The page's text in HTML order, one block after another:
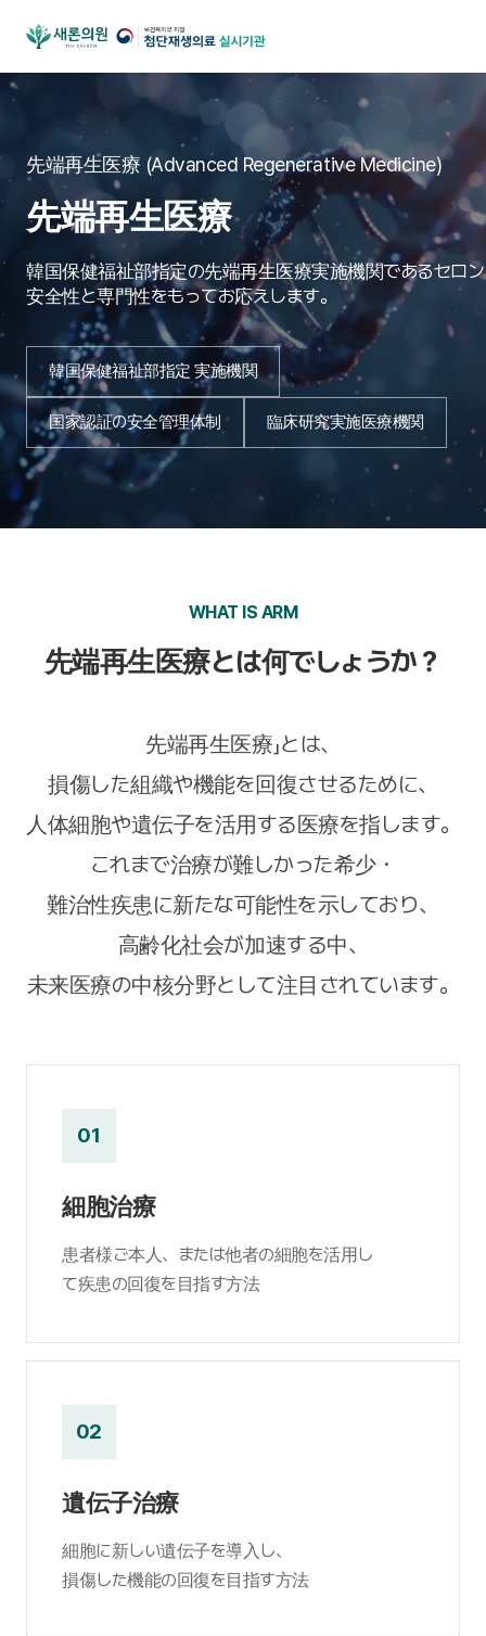
先端再生医療 (Advanced Regenerative Medicine)
先端再生医療
韓国保健福祉部指定の先端再生医療実施機関であるセロ
安全性と専門性をもってお応えします。
韓国保健福祉部指定 実施機関
国家認証の安全管理体制 臨床研究実施医療機関
WHAT IS ARM
先端再生医療とは何でしょうか？
先端再生医療」とは、
損傷した組織や機能を回復させるために、
人体細胞や遺伝子を活用する医療を指します。
これまで治療が難しかった希少・
難治性疾患に新たな可能性を示しており、
高齢化社会が加速する中、
未来医療の中核分野として注目されています。
01
細胞治療
患者様ご本人、または他者の細胞を活用し
て疾患の回復を目指す方法
02
遺伝子治療
細胞に新しい遺伝子を導入し、
損傷した機能の回復を目指す方法